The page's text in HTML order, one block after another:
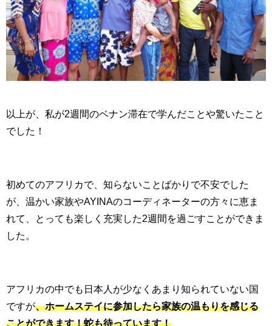
以上が、私が2週間のベナン滞在で学んだことや驚いたこと
でした！
初めてのアフリカで、知らないことばかりで不安でした
が、温かい家族やAYINAのコーディネーターの方々に恵ま
れて、とっても楽しく充実した2週間を過ごすことができま
した。
アフリカの中でも日本人が少なくあまり知られていない国
ですが、ホームステイに参加したら家族の温もりを感じる
ことができます！蛇も待っています！